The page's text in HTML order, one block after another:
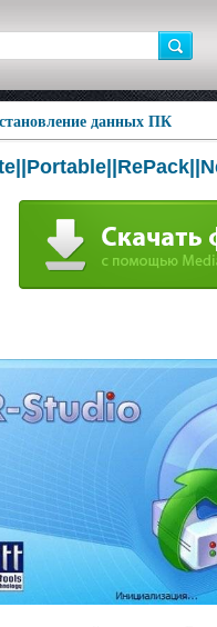
данных ПК